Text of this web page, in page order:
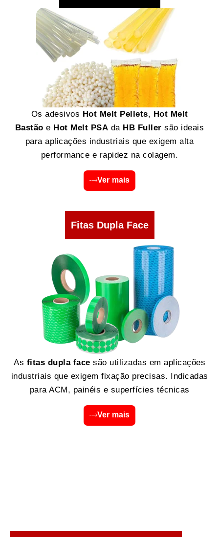
Os adesivos Hot Melt Pellets, Hot Melt
Bastão e Hot Melt PSA da HB Fuller são ideais
para aplicações industriais que exigem alta
performance e rapidez na colagem.
Ver mais
Fitas Dupla Face
As fitas dupla face são utilizadas em aplicações
industriais que exigem fixação precisas. Indicadas
para ACM, painéis e superfícies técnicas
Ver mais